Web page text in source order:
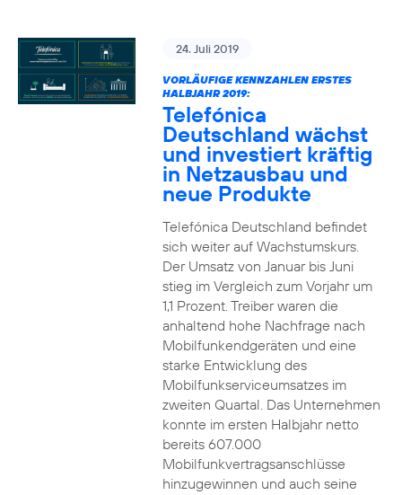
24. Juli 2019
VORLÄUFIGE KENNZAHLEN ERSTES
HALBJAHR 2019:
Telefónica
Deutschland wächst
und investiert kräftig
in Netzausbau und
neue Produkte
Telefónica Deutschland befindet
sich weiter auf Wachstumskurs.
Der Umsatz von Januar bis Juni
stieg im Vergleich zum Vorjahr um
1,1 Prozent. Treiber waren die
anhaltend hohe Nachfrage nach
Mobilfunkendgeräten und eine
starke Entwicklung des
Mobilfunkserviceumsatzes im
zweiten Quartal. Das Unternehmen
konnte im ersten Halbjahr netto
bereits 607.000
Mobilfunkvertragsanschlüsse
hinzugewinnen und auch seine